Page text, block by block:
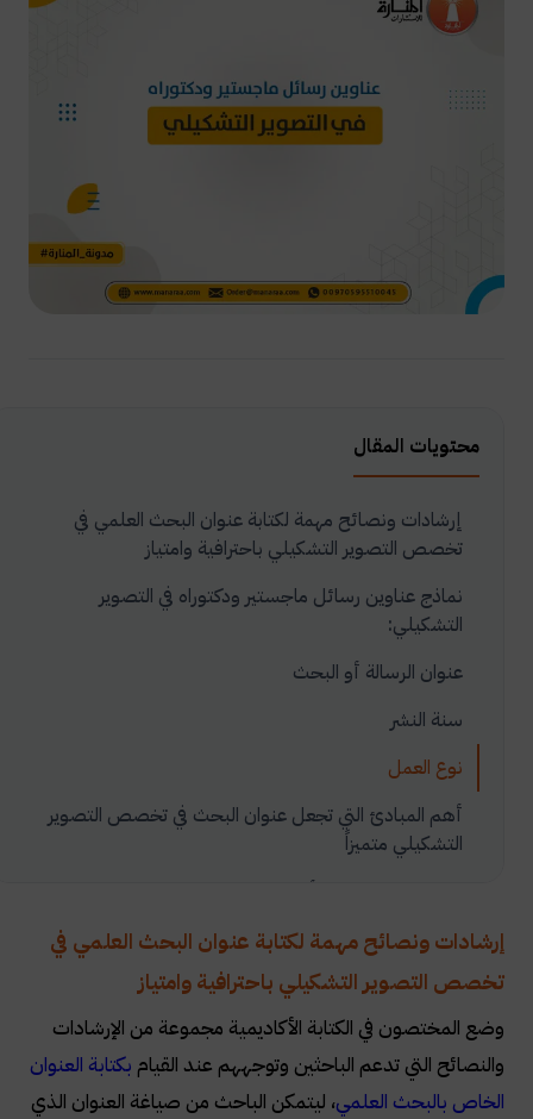
محتويات المقال
إرشادات ونصائح مهمة لكتابة عنوان البحث العلمي في
تخصص التصوير التشكيلي باحترافية وامتياز
نماذج عناوين رسائل ماجستير ودكتوراه في التصوير
التشكيلي:
عنوان الرسالة أو البحث
سنة النشر
نوع العمل
أهم المبادئ التي تجعل عنوان البحث في تخصص التصوير
التشكيلي متميزاً
2-الارتباط بالمشاكل المعاصرة:
3-الرغبة والقدرة الشخصية:
4-نطاق محدودة وأبعاد واضحة:
إرشادات ونصائح مهمة لكتابة عنوان البحث العلمي في
تخصص التصوير التشكيلي باحترافية وامتياز
وضع المختصون في الكتابة الأكاديمية مجموعة من الإرشادات
والنصائح التي تدعم الباحثين وتوجههم عند القيام بكتابة العنوان
الخاص بالبحث العلمي، ليتمكن الباحث من صياغة العنوان الذي